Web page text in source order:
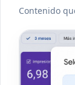
Contenido